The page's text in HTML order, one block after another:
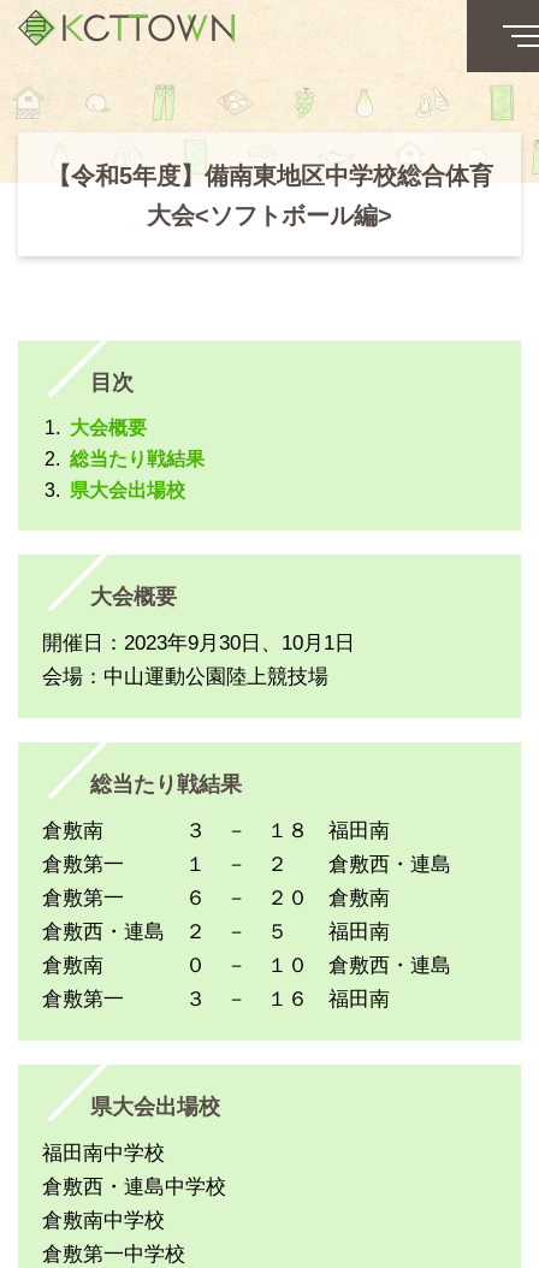
【令和5年度】備南東地区中学校総合体育
大会<ソフトボール編>
目次
大会概要
総当たり戦結果
県大会出場校
大会概要
開催日：2023年9月30日、10月1日
会場：中山運動公園陸上競技場
総当たり戦結果
倉敷南 ３ － １８ 福田南
倉敷第一 １ － ２ 倉敷西・連島
倉敷第一 ６ － ２０ 倉敷南
倉敷西・連島 ２ － ５ 福田南
倉敷南 ０ － １０ 倉敷西・連島
倉敷第一 ３ － １６ 福田南
県大会出場校
福田南中学校
倉敷西・連島中学校
倉敷南中学校
倉敷第一中学校